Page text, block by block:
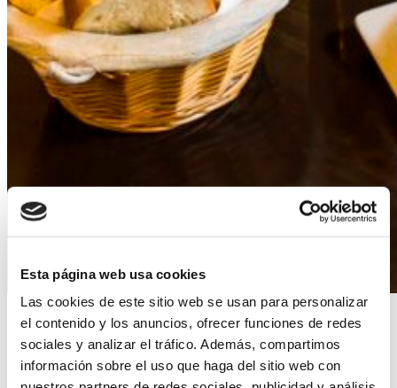
Esta página web usa cookies
Las cookies de este sitio web se usan para personalizar
el contenido y los anuncios, ofrecer funciones de redes
sociales y analizar el tráfico. Además, compartimos
información sobre el uso que haga del sitio web con
Nosotros creemos que para poder apreciar todo el sabor de
este plato lo mejor es acompañarlo de algo dulce que
contraste, por lo que en Bodegas Mezquita hacemos la